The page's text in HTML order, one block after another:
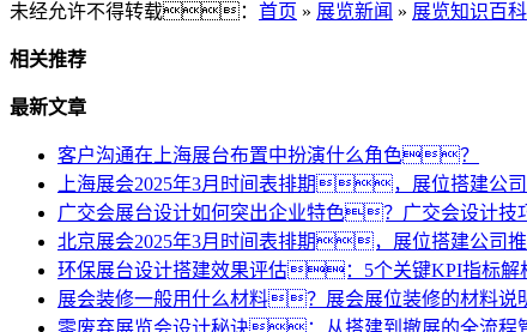
未经允许不得转载： 首页 » 展览新闻 » 展览知识百科
相关推荐
最新文章
客户沟通在上海展台布置中扮演什么角色？
上海展会2025年3月时间表排期，展位搭建公
广交会展台设计如何突出企业特色？广交会设计技
北京展会2025年3月时间表排期，展位搭建公司
环保展台设计搭建效果评估：5个关键KPI指标解
展会装修一般用什么材料？展会展位装修的材料说